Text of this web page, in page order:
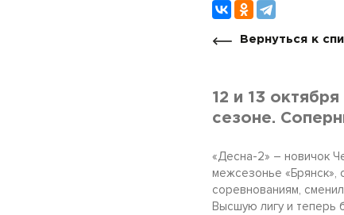
Вернуться к
12 и 13
сезоне.
«Десна-2» – новичок
межсезонье «Брянск»,
соревнованиям,
Высшую лигу и теперь